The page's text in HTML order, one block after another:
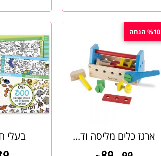
%10 הנחה
ארגז כלים מליסה וד... בעלי